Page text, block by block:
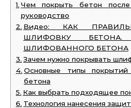
Чем покрыть бетон
руководство
Видео: КАК
ШЛИФОВКУ БЕТОНА.
ШЛИФОВАННОГО БЕТОНА
Зачем нужно покрывать
Основные типы покрытий
бетона
Как выбрать подходящее
Технология нанесения